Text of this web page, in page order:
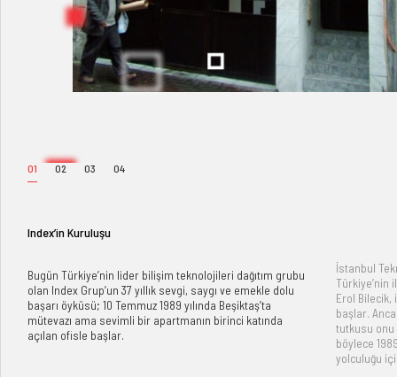
Index’in Kuruluşu
Bugün Türkiye’nin lider bilişim teknolojileri dağıtım grubu
olan Index Grup’un 37 yıllık sevgi, saygı ve emekle dolu
başarı öyküsü; 10 Temmuz 1989 yılında Beşiktaş’ta
mütevazı ama sevimli bir apartmanın birinci katında
açılan ofisle başlar.
İstanbul
Türkiye’nin
Erol Bilecik,
başlar.
tutkusu
böylece
yolculuğu
01 02 03 04